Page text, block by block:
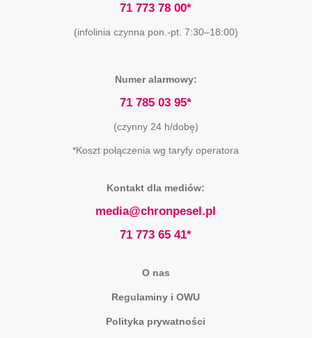
71 773 78 00*
(infolinia czynna pon.-pt. 7:30–18:00)
Numer alarmowy:
71 785 03 95*
(czynny 24 h/dobę)
*Koszt połączenia wg taryfy operatora
Kontakt dla mediów:
media@chronpesel.pl
71 773 65 41*
O nas
Regulaminy i OWU
Polityka prywatności